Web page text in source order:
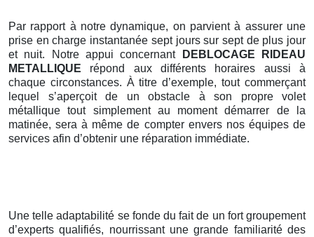
Par rapport à notre dynamique, on parvient à assurer une
prise en charge instantanée sept jours sur sept de plus jour
et nuit. Notre appui concernant
DEBLOCAGE RIDEAU
METALLIQUE répond aux différents horaires aussi à
chaque circonstances. À titre d’exemple, tout commerçant
lequel s’aperçoit de un obstacle à son propre volet
métallique tout simplement au moment démarrer de la
matinée, sera à même de compter envers nos équipes de
services afin d’obtenir une réparation immédiate.
Une telle adaptabilité se fonde du fait de un fort groupement
d’experts qualifiés, nourrissant une grande familiarité des